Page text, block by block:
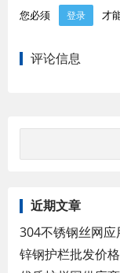
您必须 登录 才
评论信息
近期文章
304不锈钢丝网应
锌钢护栏批发价格